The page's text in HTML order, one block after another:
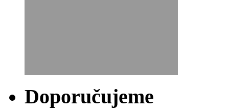
Doporučujeme